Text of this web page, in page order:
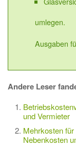
umlegen.
Ausgaben
Andere Leser
und Vermieter
Mehrkosten
Nebenkosten